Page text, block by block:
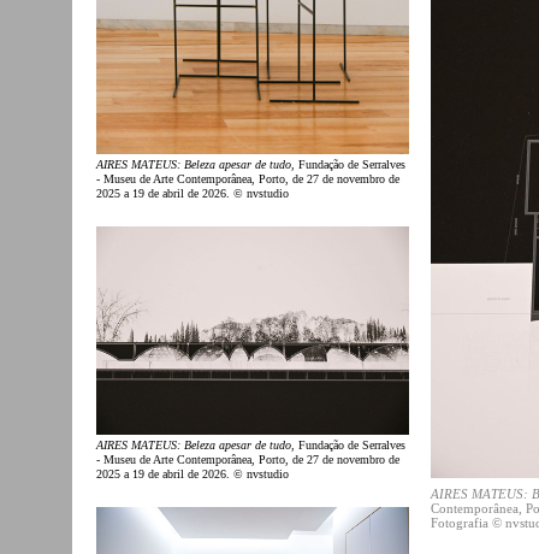
AIRES MATEUS: Beleza apesar de tudo , Fundação de Serralves
- Museu de Arte Contemporânea, Porto, de 27 de novembro de
2025 a 19 de abril de 2026. © nvstudio
AIRES MATEUS: Beleza apesar de tudo, Fundação de Serralves
- Museu de Arte Contemporânea, Porto, de 27 de novembro de
2025 a 19 de abril de 2026. © nvstudio
AIRES MATEUS:
Contemporânea,
Fotografia ©